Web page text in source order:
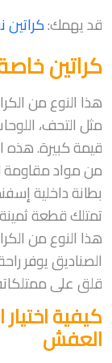
قد يهمك:
كراتين
هذا النوع من
مثل التحف،
قيمة كبيرة. هذه
من مواد مقاومة
بطانة داخلية
تمتلك قطعة ثمينة
هذا النوع من
الصناديق يوفر
قلق على
كيفية
العفش